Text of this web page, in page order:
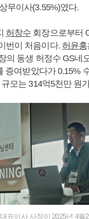
무이사(3.55%)였다.
허창수 회장으로부터
번이 처음이다. 허윤홍
의 동생 허정수 GS네
증여받았다가 0.15%
모는 314억5천만 원
표이사 사장이 2025년 4월